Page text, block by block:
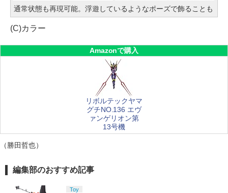
通常状態も再現可能。浮遊しているようなポーズで飾ることも
(C)カラー
Amazonで購入
リボルテックヤマ
グチNO.136 エヴ
ァンゲリオン第
13号機
（勝田哲也）
編集部のおすすめ記事
Toy